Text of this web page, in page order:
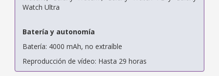
Watch Ultra
Batería y autonomía
Batería: 4000 mAh, no extraíble
Reproducción de vídeo: Hasta 29 horas